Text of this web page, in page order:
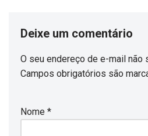
Deixe um comentário
O seu endereço de e-mail não
Campos obrigatórios são
Nome *